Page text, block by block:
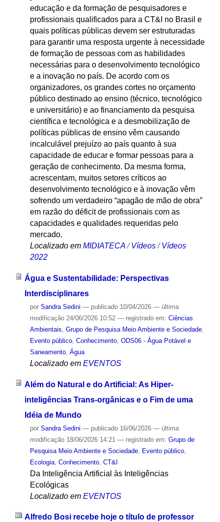
educação e da formação de pesquisadores e
profissionais qualificados para a CT&I no Brasil e
quais políticas públicas devem ser estruturadas
para garantir uma resposta urgente à necessidade
de formação de pessoas com as habilidades
necessárias para o desenvolvimento tecnológico
e a inovação no país. De acordo com os
organizadores, os grandes cortes no orçamento
público destinado ao ensino (técnico, tecnológico
e universitário) e ao financiamento da pesquisa
científica e tecnológica e a desmobilização de
políticas públicas de ensino vêm causando
incalculável prejuízo ao país quanto à sua
capacidade de educar e formar pessoas para a
geração de conhecimento. Da mesma forma,
acrescentam, muitos setores críticos ao
desenvolvimento tecnológico e à inovação vêm
sofrendo um verdadeiro “apagão de mão de obra”
em razão do déficit de profissionais com as
capacidades e qualidades requeridas pelo
mercado.
Localizado em MIDIATECA /Vídeos /Vídeos
2022
Água e Sustentabilidade: Perspectivas
Interdisciplinares
por Sandra Sedini — publicado10/04/2026 — última
modificação24/06/2026 10:52 — registrado em: Ciências
Ambientais, Grupo de Pesquisa Meio Ambiente e Sociedade,
Evento público, Conhecimento, ODS06 - Água Potável e
Saneamento, Água
Localizado em EVENTOS
Além do Natural e do Artificial: As Hiper-
inteligências Trans-orgânicas e o Fim de uma
Idéia de Mundo
por Sandra Sedini — publicado16/06/2026 — última
modificação18/06/2026 14:21 — registrado em: Grupo de
Pesquisa Meio Ambiente e Sociedade, Evento público,
Ecologia, Conhecimento, CT&I
Da Inteligência Artificial às Inteligências
Ecológicas
Localizado em EVENTOS
Alfredo Bosi recebe hoje o título de professor